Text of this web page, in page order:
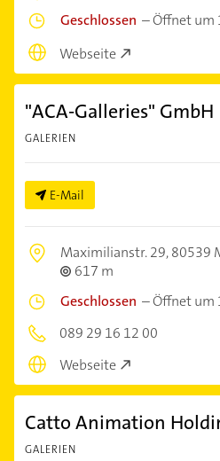
Geschlossen –Öffnet um
Webseite
"ACA-Galleries" GmbH
GALERIEN
E-Mail
Maximilianstr. 29,80539
617 m
Geschlossen –Öffnet um
089 29 16 12 00
Webseite
Catto Animation
GALERIEN